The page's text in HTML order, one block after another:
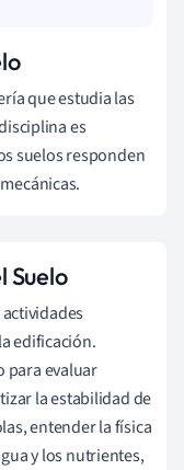
que estudia las
es
suelos responden
Suelo
edificación.
para evaluar
la estabilidad de
entender la física
y los nutrientes,